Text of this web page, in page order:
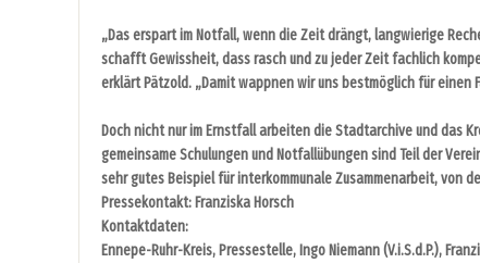
„Das erspart im Notfall, wenn die Zeit drängt, langwierige
schafft Gewissheit, dass rasch und zu jeder Zeit fachlich
erklärt Pätzold. „Damit wappnen wir uns bestmöglich für
Doch nicht nur im Ernstfall arbeiten die Stadtarchive und das
gemeinsame Schulungen und Notfallübungen sind Teil der
sehr gutes Beispiel für interkommunale Zusammenarbeit, von
Pressekontakt: Franziska Horsch
Kontaktdaten:
Ennepe-Ruhr-Kreis, Pressestelle, Ingo Niemann (V.i.S.d.P.),